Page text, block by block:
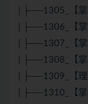
| ├──1305_【
| ├──1306_【
| ├──1307_【
| ├──1308_【
| ├──1309_【
| ├──1310_【